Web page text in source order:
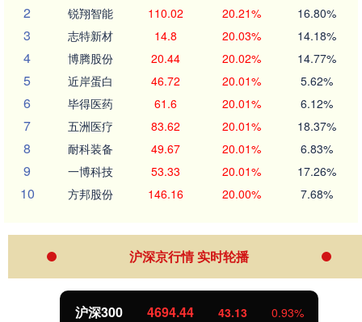
2 锐翔智能 110.02 20.21% 16.80%
3 志特新材 14.8 20.03% 14.18%
4 博腾股份 20.44 20.02% 14.77%
5 近岸蛋白 46.72 20.01% 5.62%
6 毕得医药 61.6 20.01% 6.12%
7 五洲医疗 83.62 20.01% 18.37%
8 耐科装备 49.67 20.01% 6.83%
9 一博科技 53.33 20.01% 17.26%
10 方邦股份 146.16 20.00% 7.68%
沪深京行情 实时轮播
北证50 1134.24 11.37 1.01%